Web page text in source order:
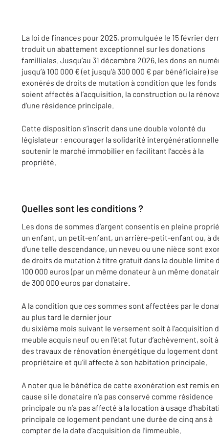
La loi de finances pour 2025, promulguée le 15 février
troduit un abattement exceptionnel sur les donations
familliales. Jusqu’au 31 décembre 2026, les dons en
jusqu’à 100 000 € (et jusqu’à 300 000 € par bénéficiaire)
exonérés de droits de mutation à condition que les fonds
soient affectés à l’acquisition, la construction ou la
d’une résidence principale.
Cette disposition s’inscrit dans une double volonté du
législateur : encourager la solidarité
soutenir le marché immobilier en facilitant l’accès à la
propriété.
Quelles sont les conditions ?
Les dons de sommes d’argent consentis en pleine
un enfant, un petit-enfant, un arrière-petit-enfant ou, à
d’une telle descendance, un neveu ou une nièce sont
de droits de mutation à titre gratuit dans la double limite
100 000 euros (par un même donateur à un même
de 300 000 euros par donataire.
A la condition que ces sommes sont affectées par le
au plus tard le dernier jour
du sixième mois suivant le versement soit à l’acquisition
meuble acquis neuf ou en l’état futur d’achèvement, soit à
des travaux de rénovation énergétique du logement
propriétaire et qu’il affecte à son habitation principale.
A noter que le bénéfice de cette exonération est remis en
cause si le donataire n’a pas conservé comme résidence
principale ou n’a pas affecté à la location à usage
principale ce logement pendant une durée de cinq ans à
compter de la date d’acquisition de l’immeuble.